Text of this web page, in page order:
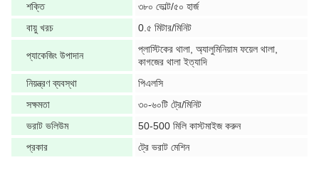
শক্তি
৩৮০ ভোল্ট/৫০ হার্জ
বায়ু খরচ
0.৫ মিটার/মিনিট
প্যাকেজিং উপাদান
প্লাস্টিকের থালা, অ্যালুমিনিয়াম ফয়েল থালা,
কাগজের থালা ইত্যাদি
নিয়ন্ত্রণ ব্যবস্থা
পিএলসি
সক্ষমতা
৩০-৬০টি ট্রে/মিনিট
ভরাট ভলিউম
50-500 মিলি কাস্টমাইজ করুন
প্রকার
ট্রে ভরাট মেশিন